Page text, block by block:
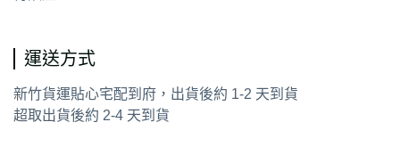
運送方式
新竹貨運貼心宅配到府，出貨後約 1-2 天到貨
超取出貨後約 2-4 天到貨